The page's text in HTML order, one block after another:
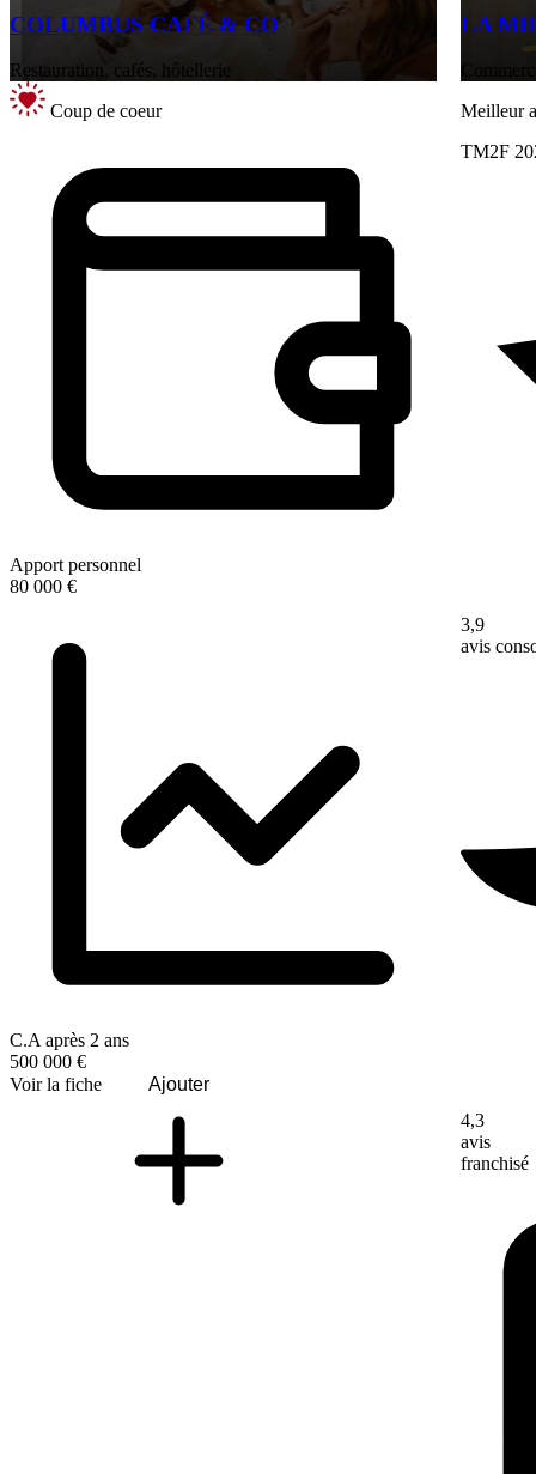
COLUMBUS CAFÉ & CO
Restauration, cafés, hôtellerie
Coup de coeur
Apport personnel
80 000 €
C.A après 2 ans
500 000 €
Voir la fiche
Ajouter
LA
Meilleur
TM2F
3,9
avis
4,3
avis
franchisé